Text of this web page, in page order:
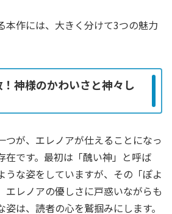
本作には、大きく分けて3つの魅力
神様のかわいさと神々し
つが、エレノアが仕えることになっ
在です。最初は「醜い神」と呼ば
うな姿をしていますが、その「ぽよ
エレノアの優しさに戸惑いながらも
は、読者の心を鷲掴みにします。